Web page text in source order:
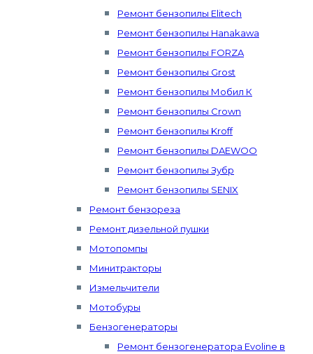
Ремонт бензопилы Elitech
Ремонт бензопилы Hanakawa
Ремонт бензопилы FORZA
Ремонт бензопилы Grost
Ремонт бензопилы Мобил К
Ремонт бензопилы Crown
Ремонт бензопилы Kroff
Ремонт бензопилы DAEWOO
Ремонт бензопилы Зубр
Ремонт бензопилы SENIX
Ремонт бензореза
Ремонт дизельной пушки
Мотопомпы
Минитракторы
Измельчители
Мотобуры
Бензогенераторы
Ремонт бензогенератора Evoline в